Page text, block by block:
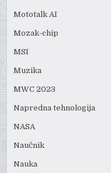
Mototalk AI
Mozak-chip
MSI
Muzika
MWC 2023
Napredna tehnologija
NASA
Naučnik
Nauka